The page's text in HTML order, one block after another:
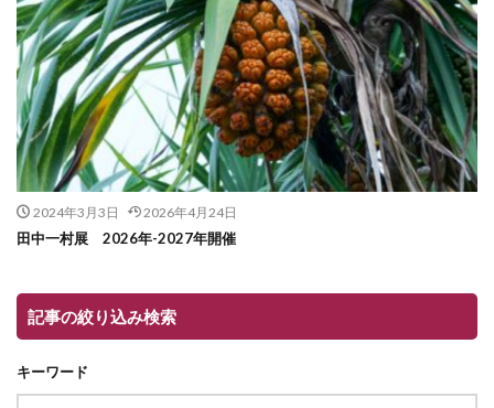
2024年3月3日 2026年4月24日
田中一村展 2026年-2027年開催
記事の絞り込み検索
キーワード